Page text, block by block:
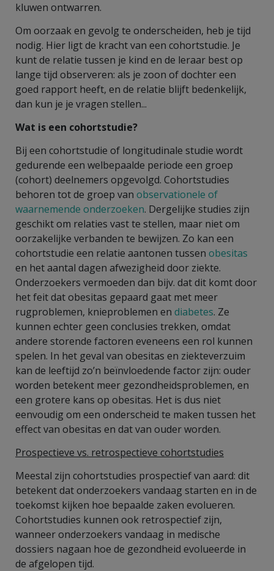
kluwen ontwarren.
Om oorzaak en gevolg te onderscheiden, heb je tijd
nodig. Hier ligt de kracht van een cohortstudie. Je
kunt de relatie tussen je kind en de leraar best op
lange tijd observeren: als je zoon of dochter een
goed rapport heeft, en de relatie blijft bedenkelijk,
dan kun je je vragen stellen...
Wat is een cohortstudie?
Bij een cohortstudie of longitudinale studie wordt
gedurende een welbepaalde periode een groep
(cohort) deelnemers opgevolgd. Cohortstudies
behoren tot de groep van observationele of
waarnemende onderzoeken. Dergelijke studies zijn
geschikt om relaties vast te stellen, maar niet om
oorzakelijke verbanden te bewijzen. Zo kan een
cohortstudie een relatie aantonen tussen obesitas
en het aantal dagen afwezigheid door ziekte.
Onderzoekers vermoeden dan bijv. dat dit komt door
het feit dat obesitas gepaard gaat met meer
rugproblemen, knieproblemen en diabetes. Ze
kunnen echter geen conclusies trekken, omdat
andere storende factoren eveneens een rol kunnen
spelen. In het geval van obesitas en ziekteverzuim
kan de leeftijd zo’n beïnvloedende factor zijn: ouder
worden betekent meer gezondheidsproblemen, en
een grotere kans op obesitas. Het is dus niet
eenvoudig om een onderscheid te maken tussen het
effect van obesitas en dat van ouder worden.
Prospectieve vs. retrospectieve cohortstudies
Meestal zijn cohortstudies prospectief van aard: dit
betekent dat onderzoekers vandaag starten en in de
toekomst kijken hoe bepaalde zaken evolueren.
Cohortstudies kunnen ook retrospectief zijn,
wanneer onderzoekers vandaag in medische
dossiers nagaan hoe de gezondheid evolueerde in
de afgelopen tijd.